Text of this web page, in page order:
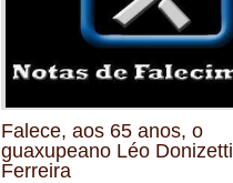
Falece, aos 65 anos, o
guaxupeano Léo Donizetti
Ferreira